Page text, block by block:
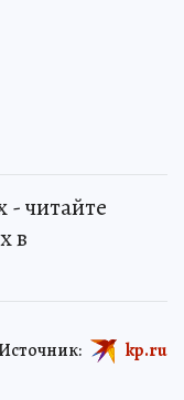
читайте
в
kp.ru